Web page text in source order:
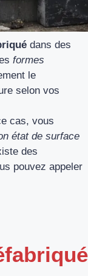
dans des
formes
le
selon vos
cas, vous
état de surface
des
pouvez appeler